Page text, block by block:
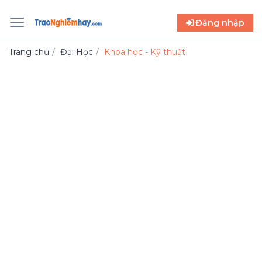
Đăng nhập
Trang chủ Đại Học Khoa học - Kỹ thuật